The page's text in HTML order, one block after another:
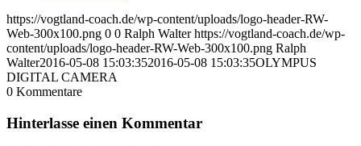
https://vogtland-coach.de/wp-content/uploads/logo-header-RW-
Web-300x100.png 0 0 Ralph Walter https://vogtland-coach.de/wp-
content/uploads/logo-header-RW-Web-300x100.png Ralph
Walter2016-05-08 15:03:352016-05-08 15:03:35OLYMPUS
DIGITAL CAMERA
0 Kommentare
Hinterlasse einen Kommentar